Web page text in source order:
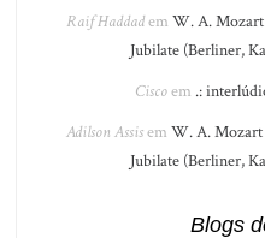
Raif Haddadem W. A. Mozart
Jubilate (Berliner,
Ciscoem .:
Adilson Assisem W. A. Mozart
Jubilate (Berliner,
Blogs